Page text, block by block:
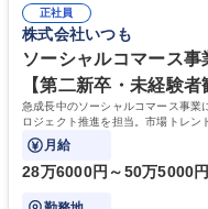
マーケター／戦略ディレクタ
イティブテストやABテストの運用経験 学歴・資格 学歴
専 短大 専修学校 高校 語学力
正社員
株式会社いつも
ソーシャルコマース
【第二新卒・未経験
急成長中のソーシャルコマース事業
ロジェクト推進を担当。市場トレン
中核業務をお任せします。
月給
28万6000円～50万5000円